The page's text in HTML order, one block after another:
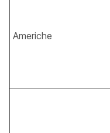
Americhe